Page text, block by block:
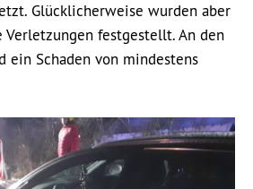
Glücklicherweise wurden aber
festgestellt. An den
ein Schaden von mindestens